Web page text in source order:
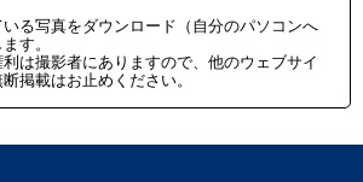
る写真をダウンロード（自分のパソコンへ
す。
は撮影者にありますので、他のウェブサイ
断掲載はお止めください。